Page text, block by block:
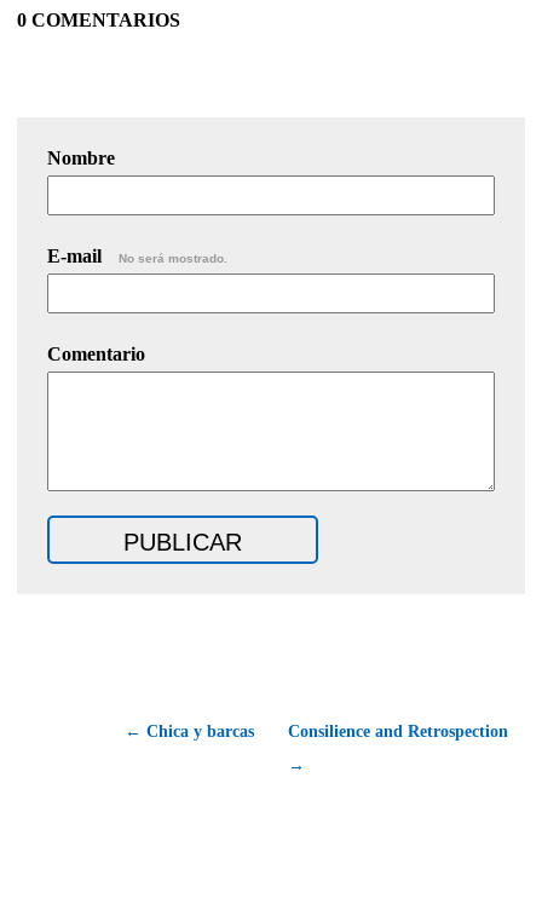
0 COMENTARIOS
Nombre
E-mail No será mostrado.
Comentario
← Chica y barcas
Consilience and Retrospection
→